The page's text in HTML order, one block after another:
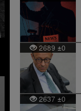
2689 ±0
2637 ±0